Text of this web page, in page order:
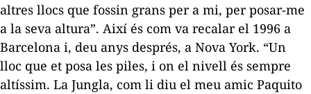
altres llocs que fossin grans per a mi, per posar-me
a la seva altura”. Així és com va recalar el 1996 a
Barcelona i, deu anys després, a Nova York. “Un
lloc que et posa les piles, i on el nivell és sempre
altíssim. La Jungla, com li diu el meu amic Paquito